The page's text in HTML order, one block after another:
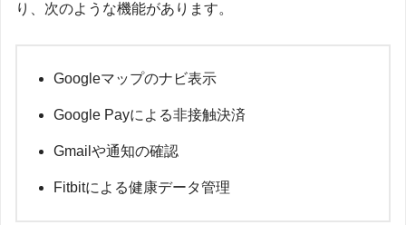
り、次のような機能があります。
Googleマップのナビ表示
Google Payによる非接触決済
Gmailや通知の確認
Fitbitによる健康データ管理